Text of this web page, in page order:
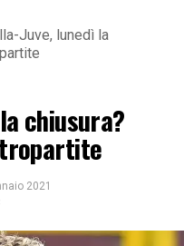
Juve, lunedì la
chiusura?
2021